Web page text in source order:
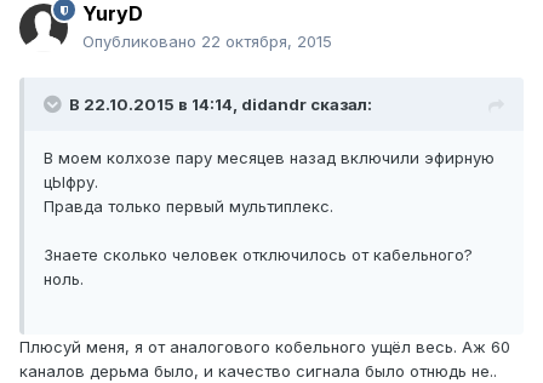
YuryD
Опубликовано 22 октября, 2015
В 22.10.2015 в 14:14, didandr сказал:
В моем колхозе пару месяцев назад включили эфирную
цЫфру.
Правда только первый мультиплекс.
Знаете сколько человек отключилось от кабельного?
ноль.
Плюсуй меня, я от аналогового кобельного ущёл весь. Аж 60
каналов дерьма было, и качество сигнала было отнюдь не..